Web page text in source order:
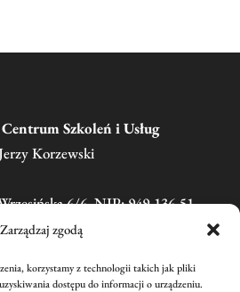
Zarządzaj zgodą
korzystamy z technologii takich jak pliki
dostępu do informacji o urządzeniu.
Szkoleń i Usług
Korzewski
6/6, NIP: 949-136-51-
(w sprawie zgłoszeń na